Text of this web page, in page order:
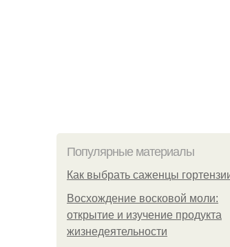
Популярные материалы
Как выбрать саженцы
Восхождение восковой моли:
открытие и изучение продукта
жизнедеятельности